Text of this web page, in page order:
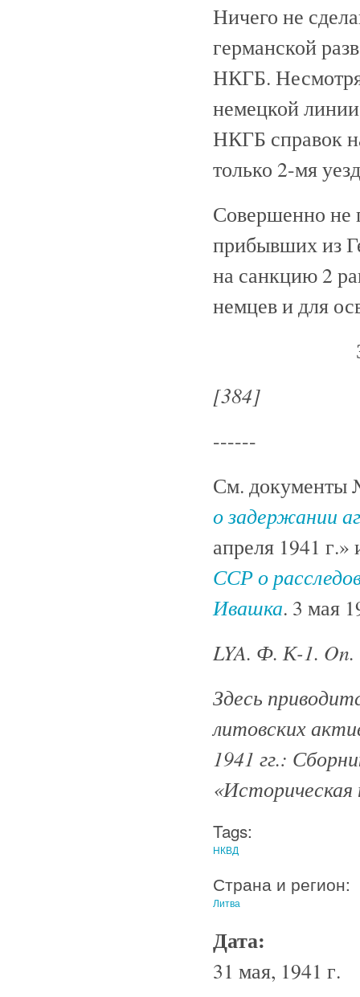
Ничего не
германской
НКГБ.
немецкой
НКГБ справок
только 2-мя
Совершенно не
прибывших из
на санкцию 2
немцев и для
[384]
------
См. документы
о задержании
апреля 1941
ССР о
Ивашка. 3 мая
LYA. Ф. К-1.
Здесь
литовских
1941 гг.:
Tags:
НКВД
Страна и регион:
Литва
Дата:
31 мая, 1941 г.